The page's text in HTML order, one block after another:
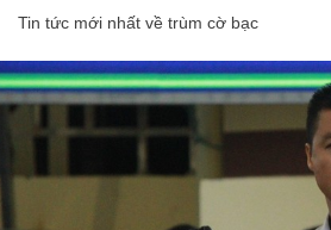
Tin tức mới nhất về trùm cờ bạc